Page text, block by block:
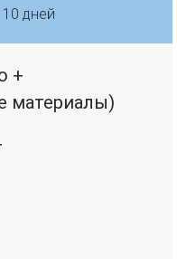
дней
+
материалы)